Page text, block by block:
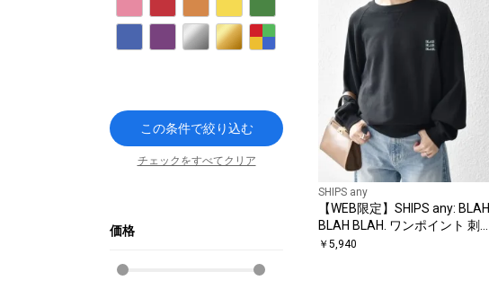
SHIPS any
【WEB限定】SHIPS any: BLAH
BLAH BLAH. ワンポイント 刺
繍 ラグラン ルーズ スウェット
￥ 5,940
パープル シルバー ゴールド
この条件で絞り込む
チェックをすべてクリア
価格